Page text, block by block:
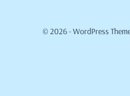
© 2026 - WordPress